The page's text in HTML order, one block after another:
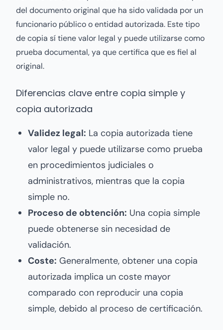
del documento original que ha sido validada por un
funcionario público o entidad autorizada. Este tipo
de copia sí tiene valor legal y puede utilizarse como
prueba documental, ya que certifica que es fiel al
original.
Diferencias clave entre copia simple y
copia autorizada
Validez legal: La copia autorizada tiene
valor legal y puede utilizarse como prueba
en procedimientos judiciales o
administrativos, mientras que la copia
simple no.
Proceso de obtención: Una copia simple
puede obtenerse sin necesidad de
validación.
Coste: Generalmente, obtener una copia
autorizada implica un coste mayor
comparado con reproducir una copia
simple, debido al proceso de certificación.